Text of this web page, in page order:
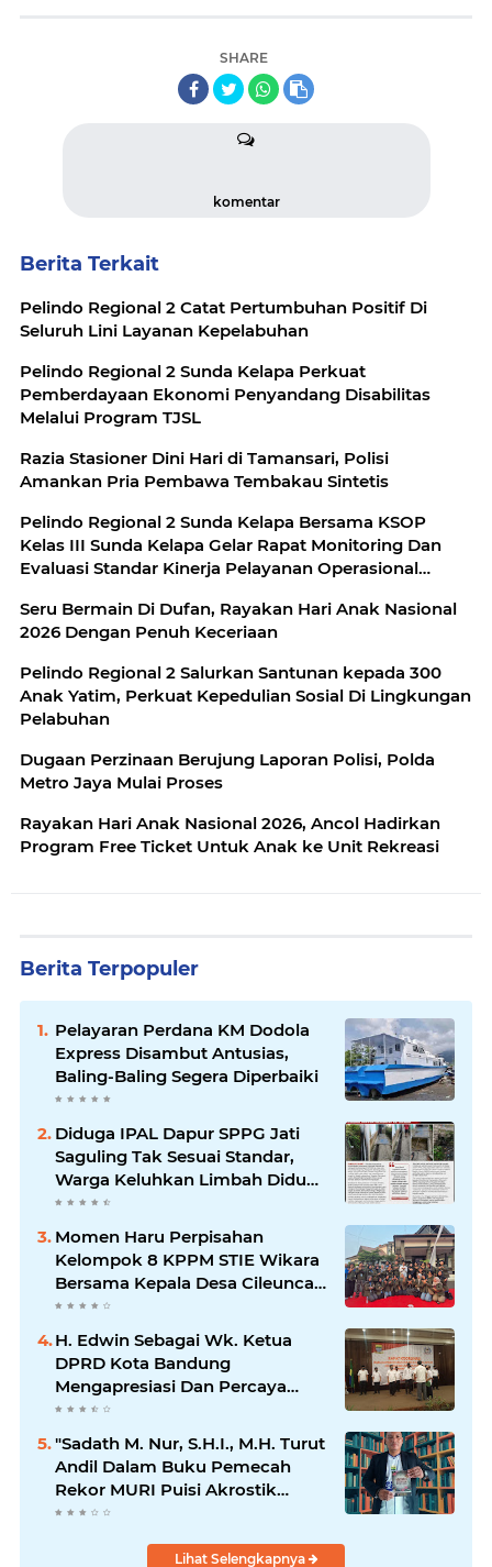
SHARE
komentar
Berita Terkait
Pelindo Regional 2 Catat Pertumbuhan Positif Di
Seluruh Lini Layanan Kepelabuhan
Pelindo Regional 2 Sunda Kelapa Perkuat
Pemberdayaan Ekonomi Penyandang Disabilitas
Melalui Program TJSL
Razia Stasioner Dini Hari di Tamansari, Polisi
Amankan Pria Pembawa Tembakau Sintetis
Pelindo Regional 2 Sunda Kelapa Bersama KSOP
Kelas III Sunda Kelapa Gelar Rapat Monitoring Dan
Evaluasi Standar Kinerja Pelayanan Operasional
Seru Bermain Di Dufan, Rayakan Hari Anak Nasional
2026 Dengan Penuh Keceriaan
Pelindo Regional 2 Salurkan Santunan kepada 300
Anak Yatim, Perkuat Kepedulian Sosial Di Lingkungan
Pelabuhan
Dugaan Perzinaan Berujung Laporan Polisi, Polda
Metro Jaya Mulai Proses
Rayakan Hari Anak Nasional 2026, Ancol Hadirkan
Program Free Ticket Untuk Anak ke Unit Rekreasi
Berita Terpopuler
Pelayaran Perdana KM Dodola
Express Disambut Antusias,
Baling-Baling Segera Diperbaiki
Diduga IPAL Dapur SPPG Jati
Saguling Tak Sesuai Standar,
Warga Keluhkan Limbah Diduga
Mengalir ke Sungai
Momen Haru Perpisahan
Kelompok 8 KPPM STIE Wikara
Bersama Kepala Desa Cileunca
di Kecamatan Bojong
H. Edwin Sebagai Wk. Ketua
DPRD Kota Bandung
Mengapresiasi Dan Percaya
Penuh Kepada Kepemimpinan
Lpm Kota Bandung Periode
2021-2026
"Sadath M. Nur, S.H.I., M.H. Turut
Andil Dalam Buku Pemecah
Rekor MURI Puisi Akrostik
Terbanyak
Lihat Selengkapnya